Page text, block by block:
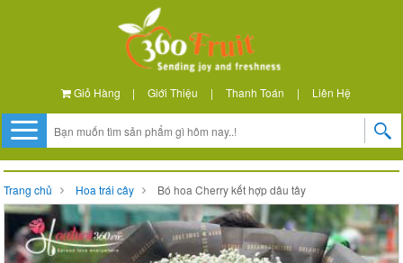
Giỏ Hàng | Giới Thiệu | Thanh Toán | Liên Hệ
Trang chủ Hoa trái cây Bó hoa Cherry kết hợp dâu tây